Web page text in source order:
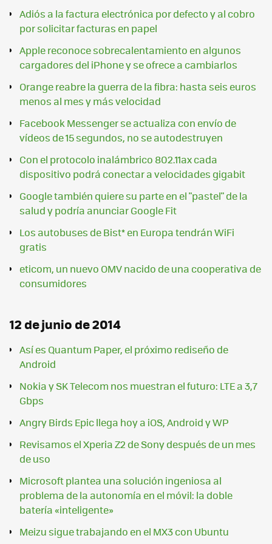
Adiós a la factura electrónica por defecto y al cobro
por solicitar facturas en papel
Apple reconoce sobrecalentamiento en algunos
cargadores del iPhone y se ofrece a cambiarlos
Orange reabre la guerra de la fibra: hasta seis euros
menos al mes y más velocidad
Facebook Messenger se actualiza con envío de
vídeos de 15 segundos, no se autodestruyen
Con el protocolo inalámbrico 802.11ax cada
dispositivo podrá conectar a velocidades gigabit
Google también quiere su parte en el "pastel" de la
salud y podría anunciar Google Fit
Los autobuses de Bist* en Europa tendrán WiFi
gratis
eticom, un nuevo OMV nacido de una cooperativa de
consumidores
12 de junio de 2014
Así es Quantum Paper, el próximo rediseño de
Android
Nokia y SK Telecom nos muestran el futuro: LTE a 3,7
Gbps
Angry Birds Epic llega hoy a iOS, Android y WP
Revisamos el Xperia Z2 de Sony después de un mes
de uso
Microsoft plantea una solución ingeniosa al
problema de la autonomía en el móvil: la doble
batería «inteligente»
Meizu sigue trabajando en el MX3 con Ubuntu